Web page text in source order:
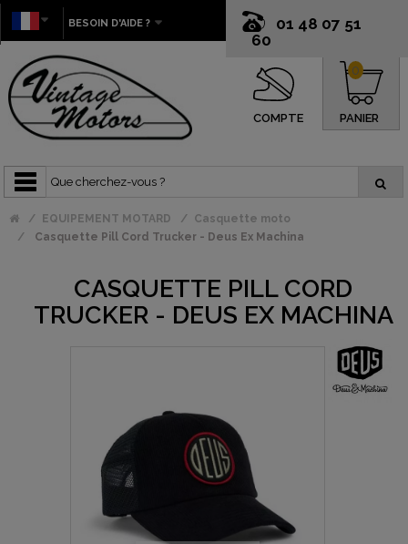
01 48 07 51
60
BESOIN D'AIDE ?
COMPTE PANIER
0
EQUIPEMENT MOTARD
Casquette moto
Casquette Pill Cord Trucker - Deus Ex Machina
CASQUETTE PILL CORD
TRUCKER - DEUS EX MACHINA